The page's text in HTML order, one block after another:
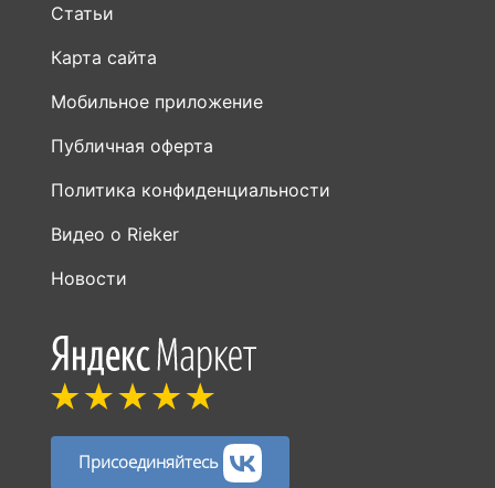
Статьи
Карта сайта
Мобильное приложение
Публичная оферта
Политика конфиденциальности
Видео о Rieker
Новости
Присоединяйтесь